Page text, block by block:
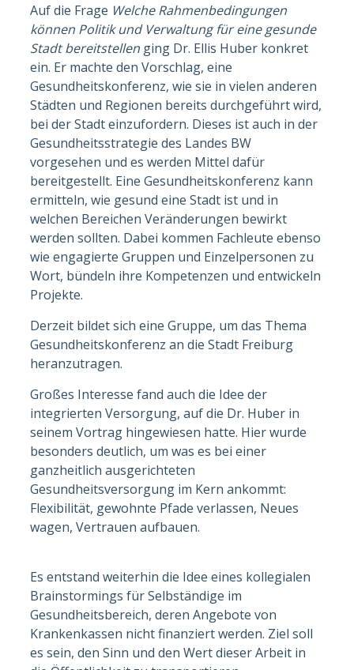
Auf die Frage Welche Rahmenbedingungen
können Politik und Verwaltung für eine gesunde
Stadt bereitstellen ging Dr. Ellis Huber konkret
ein. Er machte den Vorschlag, eine
Gesundheitskonferenz, wie sie in vielen anderen
Städten und Regionen bereits durchgeführt wird,
bei der Stadt einzufordern. Dieses ist auch in der
Gesundheitsstrategie des Landes BW
vorgesehen und es werden Mittel dafür
bereitgestellt. Eine Gesundheitskonferenz kann
ermitteln, wie gesund eine Stadt ist und in
welchen Bereichen Veränderungen bewirkt
werden sollten. Dabei kommen Fachleute ebenso
wie engagierte Gruppen und Einzelpersonen zu
Wort, bündeln ihre Kompetenzen und entwickeln
Projekte.
Derzeit bildet sich eine Gruppe, um das Thema
Gesundheitskonferenz an die Stadt Freiburg
heranzutragen.
Großes Interesse fand auch die Idee der
integrierten Versorgung, auf die Dr. Huber in
seinem Vortrag hingewiesen hatte. Hier wurde
besonders deutlich, um was es bei einer
ganzheitlich ausgerichteten
Gesundheitsversorgung im Kern ankommt:
Flexibilität, gewohnte Pfade verlassen, Neues
wagen, Vertrauen aufbauen.
Es entstand weiterhin die Idee eines kollegialen
Brainstormings für Selbständige im
Gesundheitsbereich, deren Angebote von
Krankenkassen nicht finanziert werden. Ziel soll
es sein, den Sinn und den Wert dieser Arbeit in